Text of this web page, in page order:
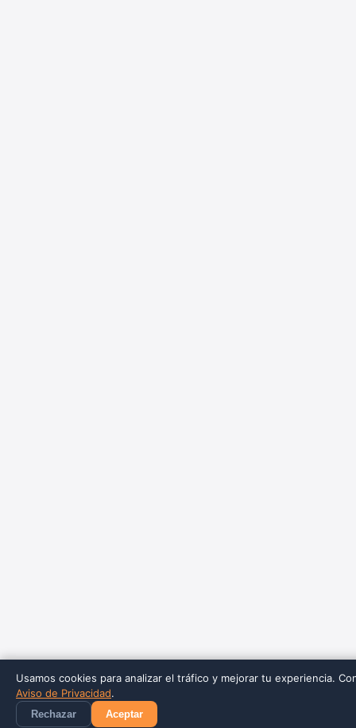
Usamos cookies para analizar el tráfico y mejorar tu experiencia.
Aviso de Privacidad.
Rechazar Aceptar